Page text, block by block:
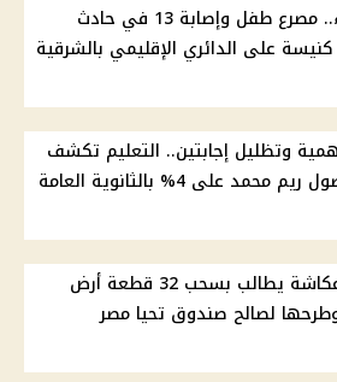
بالأسماء.. مصرع طفل وإصابة 13 في حادث
على الدائري الإقليمي بالشرقية
وتظليل إجابتين.. التعليم تكشف
على 4% بالثانوية العامة
توفيق عكاشة يطالب بسحب 32 قطعة أرض
وطرحها لصالح صندوق تحيا مصر